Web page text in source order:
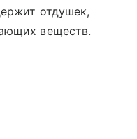
отдушек,
веществ.